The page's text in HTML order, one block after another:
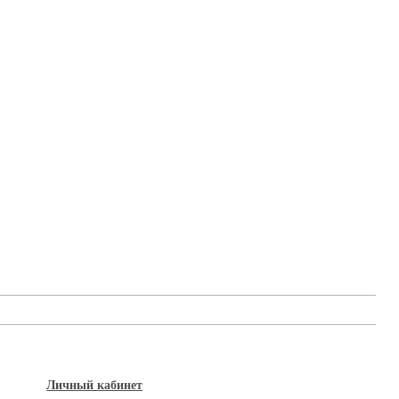
Личный кабинет